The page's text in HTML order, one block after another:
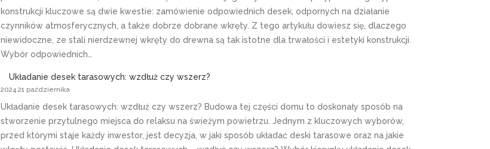
konstrukcji kluczowe są dwie kwestie: zamówienie odpowiednich desek, odpornych na działanie
czynników atmosferycznych, a także dobrze dobrane wkręty. Z tego artykułu dowiesz się, dlaczego
niewidoczne, ze stali nierdzewnej wkręty do drewna są tak istotne dla trwałości i estetyki konstrukcji.
Wybór odpowiednich…
Układanie desek tarasowych: wzdłuż czy wszerz?
2024 21 października
Układanie desek tarasowych: wzdłuż czy wszerz? Budowa tej części domu to doskonały sposób na
stworzenie przytulnego miejsca do relaksu na świeżym powietrzu. Jednym z kluczowych wyborów,
przed którymi staje każdy inwestor, jest decyzja, w jaki sposób układać deski tarasowe oraz na jakie